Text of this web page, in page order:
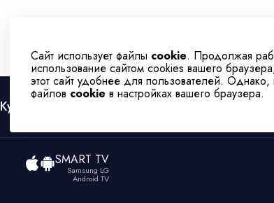
Сайт использует файлы cookie. Продолжая
использование сайтом cookies вашего
этот сайт удобнее для пользователей.
файлов cookie в настройках вашего браузера.
Культура Телеканал
SMART TV
Samsung LG
Android TV